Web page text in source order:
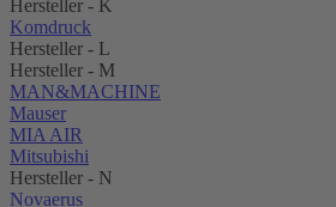
Hersteller - K
Komdruck
Hersteller - L
Hersteller - M
MAN&MACHINE
Mauser
MIA AIR
Mitsubishi
Hersteller - N
Novaerus